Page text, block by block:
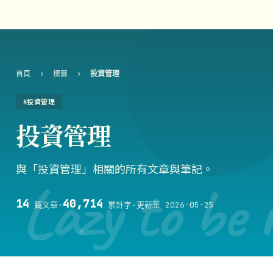
Lazy to be
首頁 › 標籤 › 投資管理
#投資管理
投資管理
與「投資管理」相關的所有文章與筆記。
14 篇文章· 40,714 累計字 ·更新至 2026-05-25